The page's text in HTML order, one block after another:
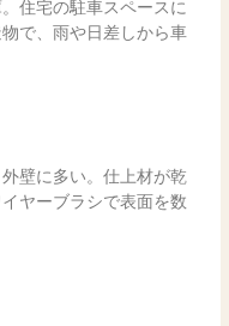
住宅の駐車スペースに
で、雨や日差しから車
壁に多い。仕上材が乾
ヤーブラシで表面を数